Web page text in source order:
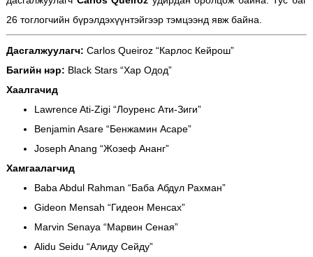
26 тоглогчийн бүрэлдэхүүнтэйгээр тэмцээнд явж байна.
Дасгалжуулагч: Carlos Queiroz “Карлос Кейрош”
Багийн нэр: Black Stars “Хар Одод”
Хаалгачид
Lawrence Ati-Zigi “Лоуренс Ати-Зиги”
Benjamin Asare “Бенжамин Асаре”
Joseph Anang “Жозеф Ананг”
Хамгаалагчид
Baba Abdul Rahman “Баба Абдул Рахман”
Gideon Mensah “Гидеон Менсах”
Marvin Senaya “Марвин Сеная”
Alidu Seidu “Алиду Сейду”